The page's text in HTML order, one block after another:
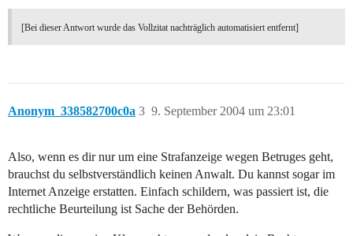
[Bei dieser Antwort wurde das Vollzitat nachträglich automatisiert entfernt]
Anonym_338582700c0a 9. September 2004 um 23:01
3
Also, wenn es dir nur um eine Strafanzeige wegen Betruges geht,
brauchst du selbstverständlich keinen Anwalt. Du kannst sogar im
Internet Anzeige erstatten. Einfach schildern, was passiert ist, die
rechtliche Beurteilung ist Sache der Behörden.